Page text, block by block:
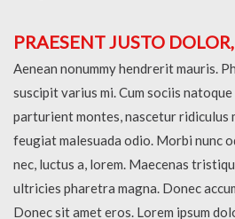
PRAESENT JUSTO
Aenean nonummy hendrerit mauris.
suscipit varius mi. Cum sociis
parturient montes, nascetur ridiculus
feugiat malesuada odio. Morbi nunc
nec, luctus a, lorem. Maecenas
ultricies pharetra magna. Donec
Donec sit amet eros. Lorem ipsum